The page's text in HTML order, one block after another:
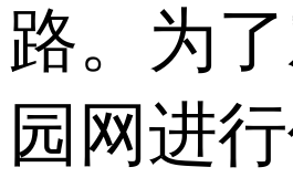
路。为
园网进